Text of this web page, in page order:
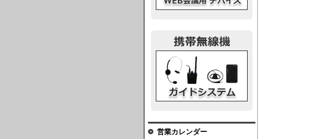
営業カレンダー